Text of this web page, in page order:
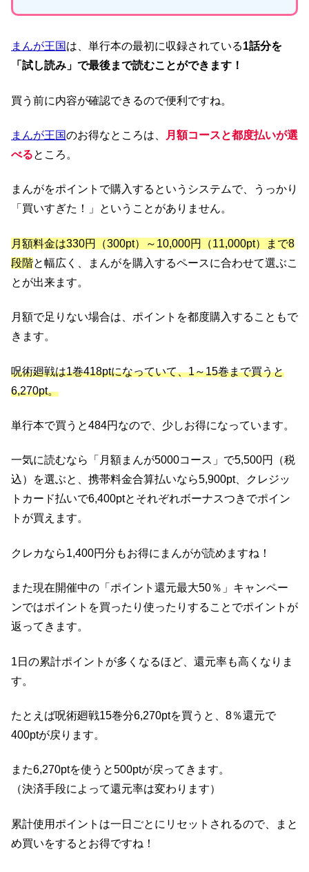
まんが王国は、単行本の最初に収録されている1話分を
「試し読み」で最後まで読むことができます！
買う前に内容が確認できるので便利ですね。
まんが王国のお得なところは、
月額コースと都度払いが選
べるところ。
まんがをポイントで購入するというシステムで、うっかり
「買いすぎた！」ということがありません。
月額料金は330円（300pt）～10,000円（11,000pt）まで8
段階と幅広く、まんがを購入するペースに合わせて選ぶこ
とが出来ます。
月額で足りない場合は、ポイントを都度購入することもで
きます。
呪術廻戦は1巻418ptになっていて、1～15巻まで買うと
6,270pt。
単行本で買うと484円なので、少しお得になっています。
一気に読むなら「月額まんが5000コース」で5,500円（税
込）を選ぶと、携帯料金合算払いなら5,900pt、クレジッ
トカード払いで6,400ptとそれぞれボーナスつきでポイン
トが買えます。
クレカなら1,400円分もお得にまんがが読めますね！
また現在開催中の「ポイント還元最大50％」キャンペー
ンではポイントを買ったり使ったりすることでポイントが
返ってきます。
1日の累計ポイントが多くなるほど、還元率も高くなりま
す。
たとえば呪術廻戦15巻分6,270ptを買うと、8％還元で
400ptが戻ります。
また6,270ptを使うと500ptが戻ってきます。
（決済手段によって還元率は変わります）
累計使用ポイントは一日ごとにリセットされるので、まと
め買いをするとお得ですね！